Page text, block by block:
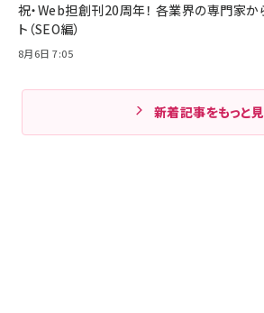
祝・Web担創刊20周年！ 各業界の専門家か
ト（SEO編）
8月6日 7:05
新着記事をもっと